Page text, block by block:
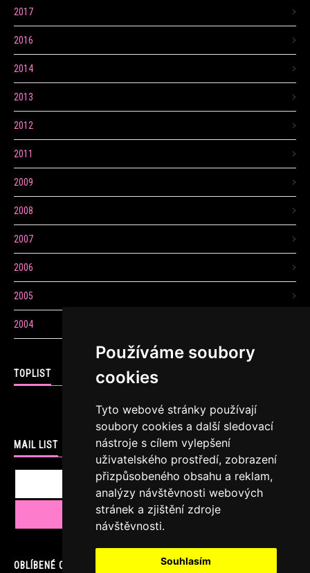
Používáme soubory
cookies
Tyto webové stránky používají
soubory cookies a další sledovací
nástroje s cílem vylepšení
uživatelského prostředí, zobrazení
přizpůsobeného obsahu a reklam,
analýzy návštěvnosti webových
stránek a zjištění zdroje
návštěvnosti.
Souhlasím
2017
2016
2014
2013
2012
2011
2009
2008
2007
2006
2005
2004
TOPLIST
MAIL LIST
OBLÍBENÉ ODKAZY